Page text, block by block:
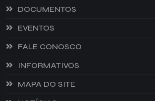
DOCUMENTOS
EVENTOS
FALE CONOSCO
INFORMATIVOS
MAPA DO SITE